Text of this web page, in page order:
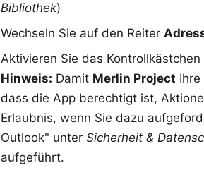
Bibliothek)
Wechseln Sie auf den Reiter
Aktivieren Sie das Kontrollkästchen
Hinweis: Damit Merlin Project
dass die App berechtigt ist,
Erlaubnis, wenn Sie dazu
Outlook" unter Sicherheit &
aufgeführt.